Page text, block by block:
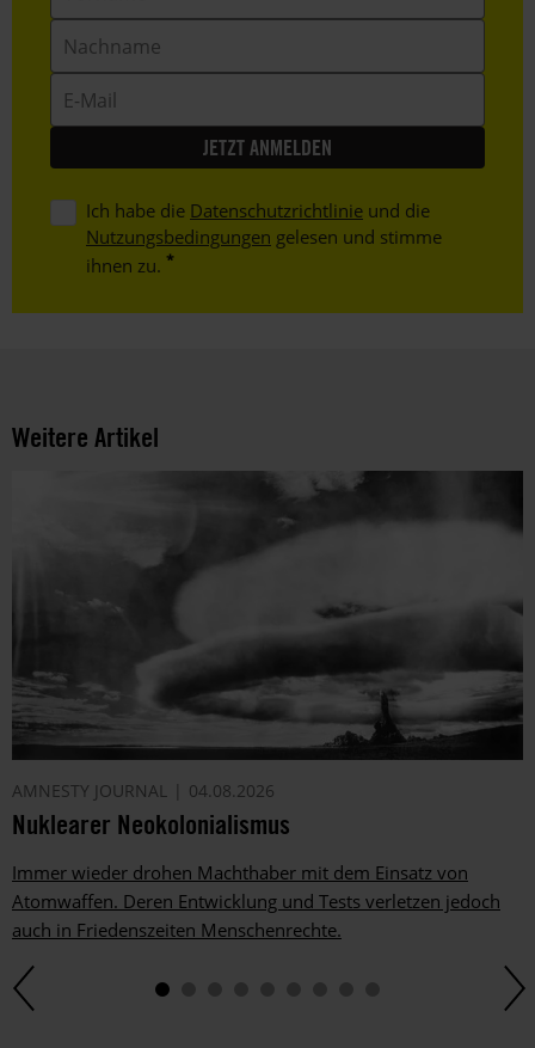
Mail
Ich habe die Datenschutzrichtlinie und die
Nutzungsbedingungen gelesen und stimme
ihnen zu.
Weitere Artikel
AMNESTY JOURNAL 04.08.2026
Nuklearer Neokolonialismus
Immer wieder drohen Machthaber mit dem Einsatz von
Atomwaffen. Deren Entwicklung und Tests verletzen jedoch
auch in Friedenszeiten Menschenrechte.